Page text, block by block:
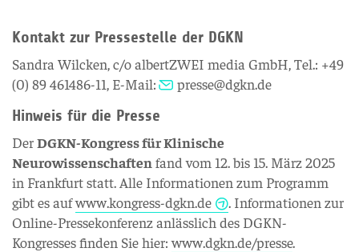
Kontakt zur Pressestelle der DGKN
Sandra Wilcken, c/o albertZWEI media GmbH, Tel.: +49
(0) 89 461486-11, E-Mail:
presse@dgkn.de
Hinweis für die Presse
DerDGKN-Kongress für Klinische
Neurowissenschaften fand vom 12. bis 15. März 2025
in Frankfurt statt. Alle Informationen zum Programm
gibt es aufwww.kongress-dgkn.de
. Informationen zur
Online-Pressekonferenz anlässlich des DGKN-
Kongresses finden Sie hier:www.dgkn.de/presse.